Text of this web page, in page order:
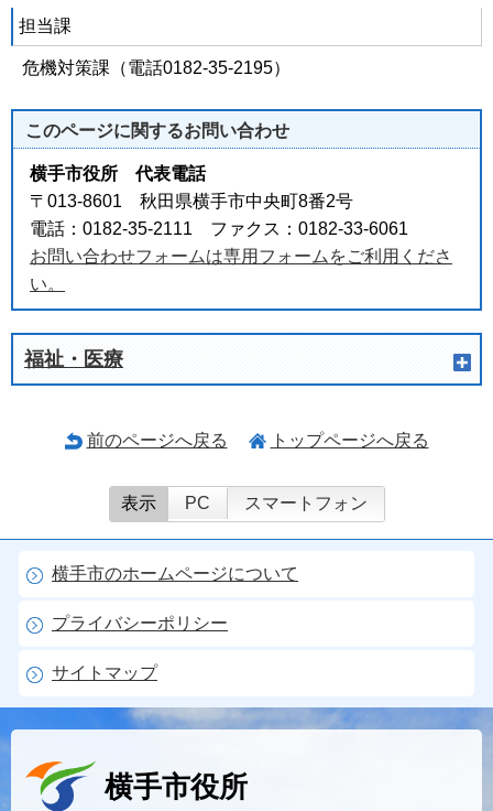
担当課
危機対策課（電話0182-35-2195）
このページに関するお問い合わせ
横手市役所 代表電話
〒013-8601 秋田県横手市中央町8番2号
電話：0182-35-2111 ファクス：0182-33-6061
お問い合わせフォームは専用フォームをご利用くださ
い。
福祉・医療
前のページへ戻る トップページへ戻る
表示 PC スマートフォン
横手市のホームページについて
プライバシーポリシー
サイトマップ
横手市役所